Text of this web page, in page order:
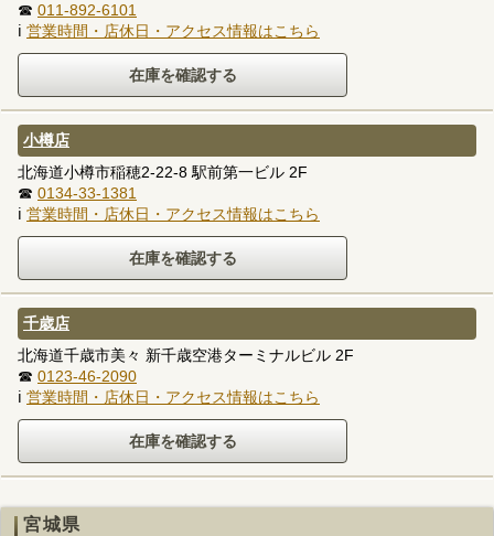
☎ 011-892-6101
ℹ 営業時間・店休日・アクセス情報はこちら
小樽店
北海道小樽市稲穂2-22-8 駅前第一ビル 2F
☎ 0134-33-1381
ℹ 営業時間・店休日・アクセス情報はこちら
千歳店
北海道千歳市美々 新千歳空港ターミナルビル 2F
☎ 0123-46-2090
ℹ 営業時間・店休日・アクセス情報はこちら
宮城県